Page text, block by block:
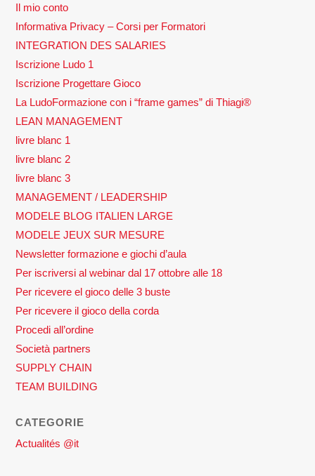
Il mio conto
Informativa Privacy – Corsi per Formatori
INTEGRATION DES SALARIES
Iscrizione Ludo 1
Iscrizione Progettare Gioco
La LudoFormazione con i “frame games” di Thiagi®
LEAN MANAGEMENT
livre blanc 1
livre blanc 2
livre blanc 3
MANAGEMENT / LEADERSHIP
MODELE BLOG ITALIEN LARGE
MODELE JEUX SUR MESURE
Newsletter formazione e giochi d’aula
Per iscriversi al webinar dal 17 ottobre alle 18
Per ricevere el gioco delle 3 buste
Per ricevere il gioco della corda
Procedi all’ordine
Società partners
SUPPLY CHAIN
TEAM BUILDING
CATEGORIE
Actualités @it